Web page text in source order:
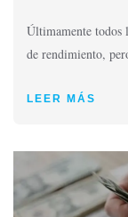
Últimamente todos
de rendimiento,
LEER MÁS